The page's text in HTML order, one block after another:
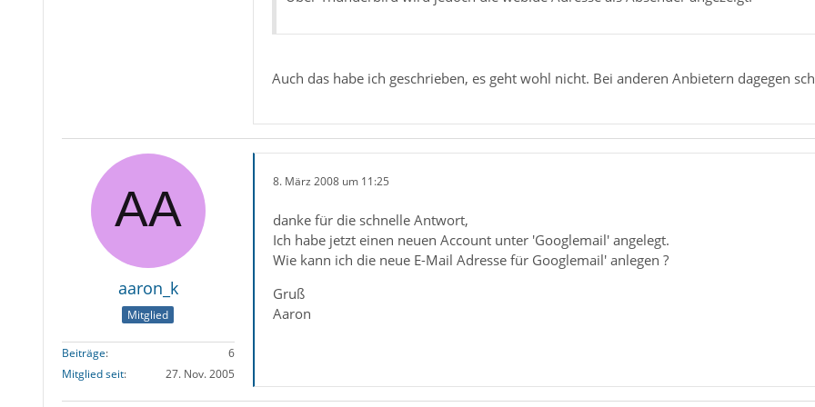
Auch das habe ich geschrieben, es geht wohl nicht. Bei anderen Anbietern dagegen
aaron_k
Mitglied
Beiträge
6
Mitglied seit
27. Nov. 2005
8. März 2008 um 11:25
danke für die schnelle Antwort,
Ich habe jetzt einen neuen Account unter 'Googlemail' angelegt.
Wie kann ich die neue E-Mail Adresse für Googlemail' anlegen ?
Gruß
Aaron